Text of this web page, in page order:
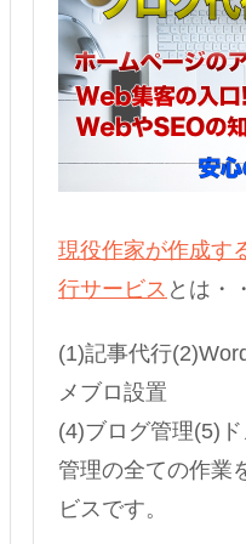
現役作家が作成す
行サービス とは・
(1)記事代行
メブロ設置
(4)ブログ管理(5)
管理の全ての作業
ビスです。